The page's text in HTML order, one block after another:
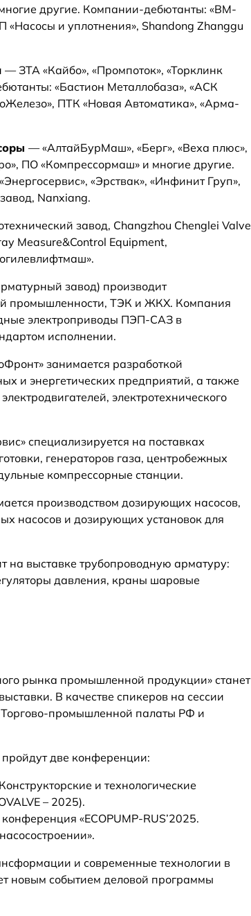
другие. Компании-дебютанты: «ВМ-
и уплотнения», Shandong Zhanggu
— ЗТА «Кайбо», «Промпоток», «Торклинк
«Бастион Металлобаза», «АСК
ПТК «Новая Автоматика», «Арма-
— «АлтайБурМаш», «Берг», «Веха плюс»,
ПО «Компрессормаш» и многие другие.
«Эрствак», «Инфинит Груп»,
Nanxiang.
завод, Changzhou Chenglei Valve
Measure&Control Equipment,
завод) производит
промышленности, ТЭК и ЖКХ. Компания
электроприводы ПЭП-САЗ в
исполнении.
занимается разработкой
и энергетических предприятий, а также
электротехнического
специализируется на поставках
генераторов газа, центробежных
компрессорные станции.
производством дозирующих насосов,
насосов и дозирующих установок для
на выставке трубопроводную арматуру:
давления, краны шаровые
рынка промышленной продукции» станет
В качестве спикеров на сессии
промышленной палаты РФ и
две конференции:
и технологические
– 2025).
«ECOPUMP-RUS’2025.
и современные технологии в
новым событием деловой программы